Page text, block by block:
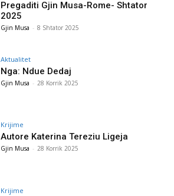
Pregaditi Gjin Musa-Rome- Shtator
2025
Gjin Musa - 8 Shtator 2025
Aktualitet
Nga: Ndue Dedaj
Gjin Musa - 28 Korrik 2025
Krijime
Autore Katerina Tereziu Ligeja
Gjin Musa - 28 Korrik 2025
Krijime